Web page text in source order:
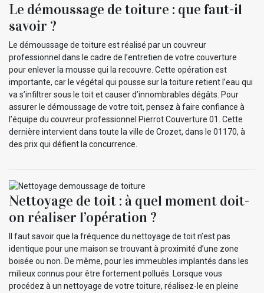
Le démoussage de toiture : que faut-il
savoir ?
Le démoussage de toiture est réalisé par un couvreur
professionnel dans le cadre de l’entretien de votre couverture
pour enlever la mousse qui la recouvre. Cette opération est
importante, car le végétal qui pousse sur la toiture retient l’eau qui
va s’infiltrer sous le toit et causer d’innombrables dégâts. Pour
assurer le démoussage de votre toit, pensez à faire confiance à
l’équipe du couvreur professionnel Pierrot Couverture 01. Cette
dernière intervient dans toute la ville de Crozet, dans le 01170, à
des prix qui défient la concurrence.
Nettoyage de toit : à quel moment doit-
on réaliser l’opération ?
Il faut savoir que la fréquence du nettoyage de toit n’est pas
identique pour une maison se trouvant à proximité d’une zone
boisée ou non. De même, pour les immeubles implantés dans les
milieux connus pour être fortement pollués. Lorsque vous
procédez à un nettoyage de votre toiture, réalisez-le en pleine